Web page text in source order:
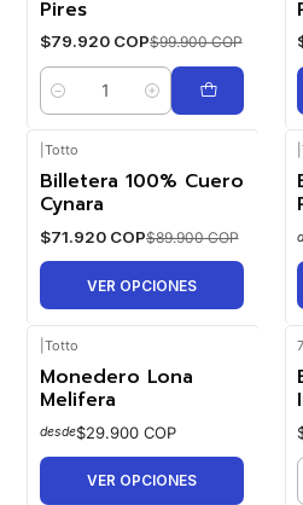
Pires
$79.920 COP$99.900 COP
Cantidad
-20%
OFF
Totto
Billetera 100% Cuero
Cynara
$71.920 COP$89.900 COP
VER OPCIONES
Totto
Monedero Lona
Melifera
desde$29.900 COP
VER OPCIONES